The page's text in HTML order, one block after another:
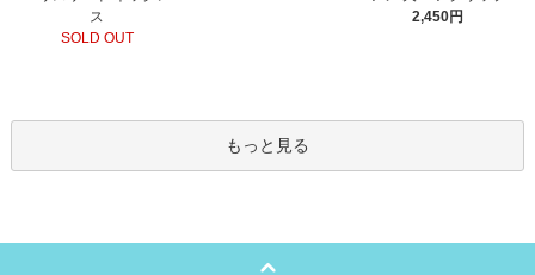
ス
SOLD OUT
2,450円
もっと見る